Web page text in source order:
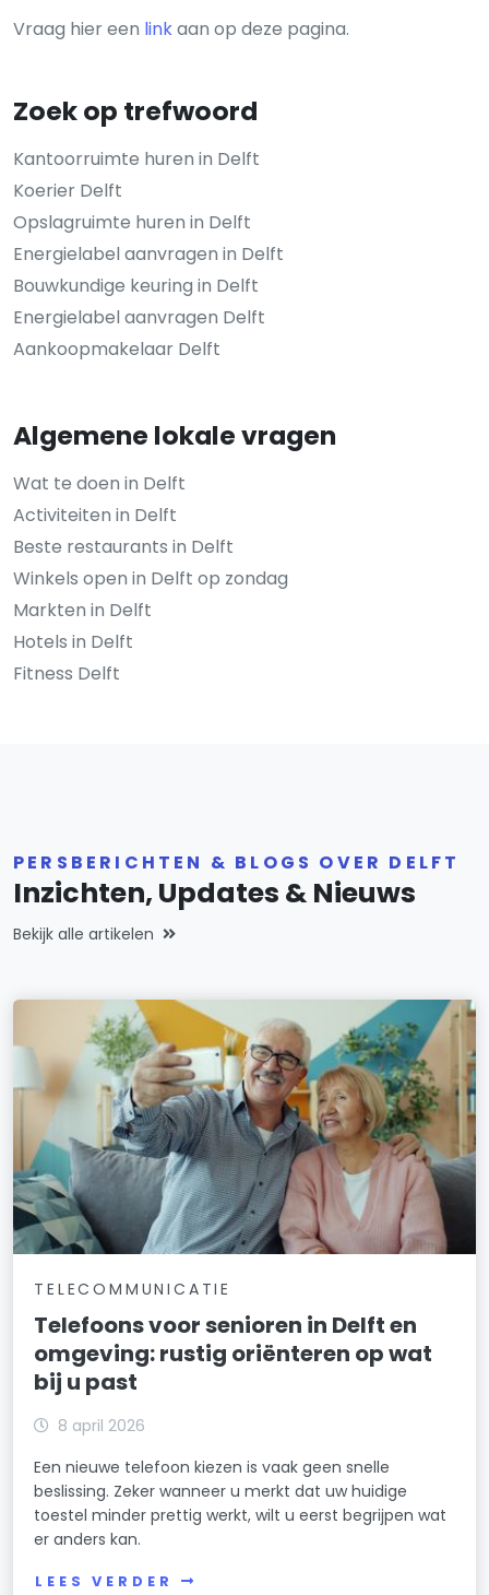
Vraag hier een linkaan op deze pagina.
Zoek op trefwoord
Kantoorruimte huren in Delft
Koerier Delft
Opslagruimte huren in Delft
Energielabel aanvragen in Delft
Bouwkundige keuring in Delft
Energielabel aanvragen Delft
Aankoopmakelaar Delft
Algemene lokale vragen
Wat te doen in Delft
Activiteiten in Delft
Beste restaurants in Delft
Winkels open in Delft op zondag
Markten in Delft
Hotels in Delft
Fitness Delft
PERSBERICHTEN & BLOGS OVER DELFT
Inzichten, Updates & Nieuws
Bekijk alle artikelen
TELECOMMUNICATIE
Telefoons voor senioren in Delft en
omgeving: rustig oriënteren op wat
bij u past
8 april 2026
Een nieuwe telefoon kiezen is vaak geen snelle
beslissing. Zeker wanneer u merkt dat uw huidige
toestel minder prettig werkt, wilt u eerst begrijpen wat
er anders kan.
LEES VERDER